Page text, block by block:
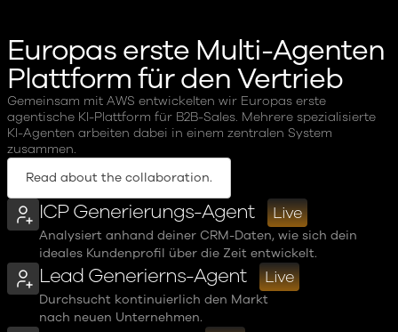
Europas erste Multi-Agenten
Plattform für den Vertrieb
Gemeinsam mit AWS entwickelten wir Europas erste
agentische KI-Plattform für B2B-Sales. Mehrere spezialisierte
KI-Agenten arbeiten dabei in einem zentralen System
zusammen.
Read about the collaboration.
ICP Generierungs-Agent Live
Analysiert anhand deiner CRM-Daten, wie sich dein
ideales Kundenprofil über die Zeit entwickelt.
Lead Generierns-Agent Live
Durchsucht kontinuierlich den Markt
nach neuen Unternehmen.